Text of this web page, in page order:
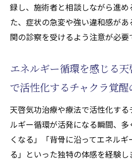
録し、施術者と相談しながら進め
た、症状の急変や強い違和感が
関の診察を受けるよう注意が必要
エネルギー循環を感じる
で活性化するチャクラ覚醒
天啓気功治療や療法で活性化す
ルギー循環が活発になる瞬間、
くなる」「背骨に沿ってエネル
る」といった独特の体感を経験